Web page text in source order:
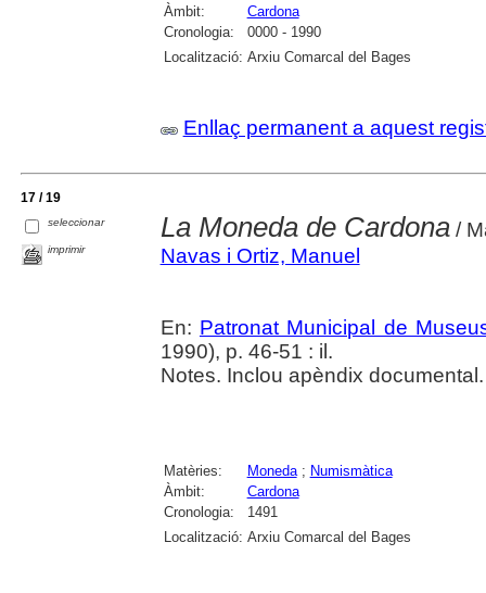
Àmbit:
Cardona
Cronologia:
0000 - 1990
Localització: Arxiu Comarcal del Bages
Enllaç permanent a aquest
17 / 19
seleccionar
imprimir
La Moneda de Cardona/
Navas i Ortiz, Manuel
En: Patronat Municipal de
1990), p. 46-51 : il.
Notes. Inclou apèndix documental.
Matèries: Moneda; Numismàtica
Àmbit:
Cardona
Cronologia:
1491
Localització: Arxiu Comarcal del Bages